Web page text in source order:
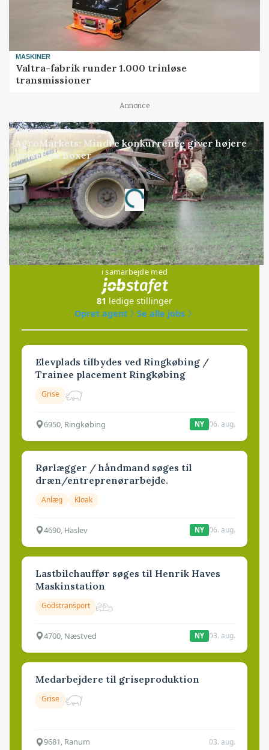
MASKINER
Valtra-fabrik runder 1.000 trinløse
transmissioner
Annonce
MARKED
AgroMarkets: Mindre konkurrence giver højere
priser på Boxer
Annonce
Loading...
Jobs
i samarbejde med
81 ledige stillinger
Opret agent
Se alle jobs
Elevplads tilbydes ved Ringkøbing /
Trainee placement Ringkøbing
Grise
6950, Ringkøbing NY 06. aug.
Rørlægger / håndmand søges til
dræn/entreprenørarbejde.
Anlæg Kloak
4690, Haslev NY 06. aug.
Lastbilchauffør søges til Henrik Haves
Maskinstation
Godstransport
4700, Næstved NY 03. aug.
Medarbejdere til griseproduktion
Grise
9681, Ranum 03. aug.